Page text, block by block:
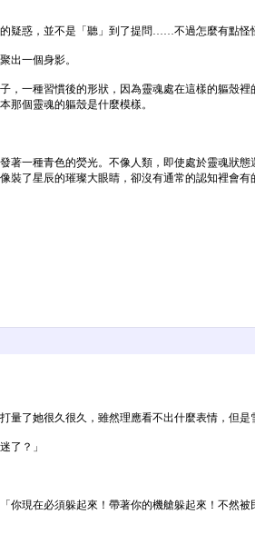
疑惑，並不是「聽」到了提問……不過怎麼有點
出一個身影。
一種習慣後的形狀，因為靈魂處在這樣的軀殼
那個靈魂的軀殼是什麼模樣。
一種青色的熒光。不像人類，即使處於靈魂狀
裝了星辰的璀璨大眼睛，卻沒有通常的認知裡
了她很久很久，雖然理應看不出什麼表情，但
了？」
你現在必須躲起來！帶著你的機艙躲起來！不然